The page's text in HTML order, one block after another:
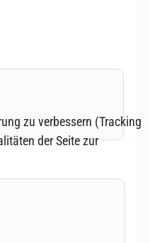
zu verbessern (Tracking
der Seite zur